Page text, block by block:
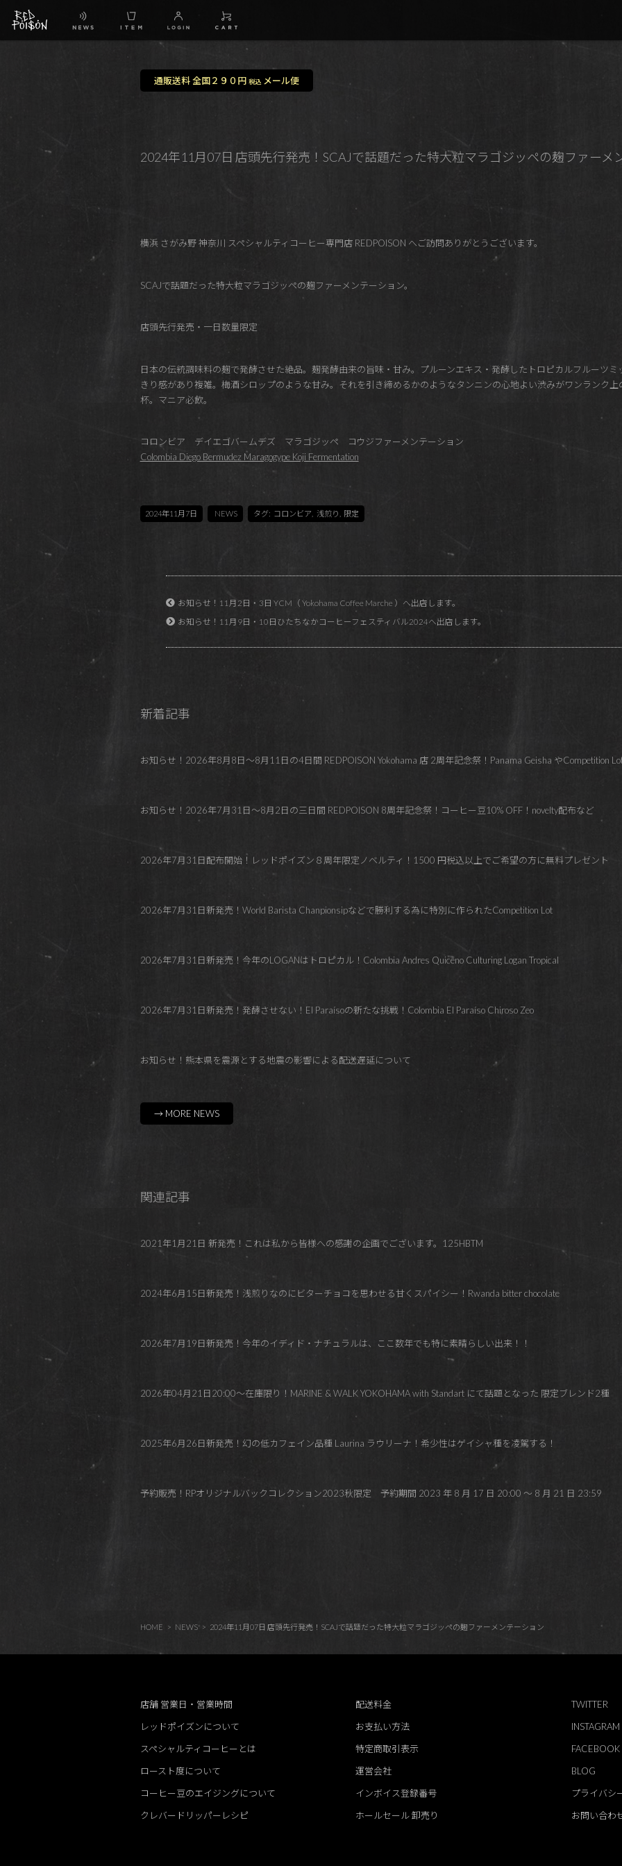
通販送料 全国２９０円 税込メール便
2024年11月07日 店頭先行発売！SCAJで話題だった特大粒マラゴジッペの麹ファーメ
横浜 さがみ野 神奈川 スペシャルティコーヒー専門店 REDPOISON へご訪問ありがとうございます。
SCAJで話題だった特大粒マラゴジッペの麹ファーメンテーション。
店頭先行発売・一日数量限定
日本の伝統調味料の麹で発酵させた絶品。麹発酵由来の旨味・甘み。プルーンエキス・発酵したトロピカルフルーツ
きり感があり複雑。梅酒シロップのような甘み。それを引き締めるかのようなタンニンの心地よい渋みがワンランク
杯。マニア必飲。
コロンビア デイエゴバームデズ マラゴジッペ コウジファーメンテーション
Colombia Diego Bermudez Maragogype Koji Fermentation
2024年11月7日 NEWS タグ: コロンビア 浅煎り 限定
お知らせ！11月2日・3日 YCM（ Yokohama Coffee Marche ）へ出店します。
お知らせ！11月9日・10日ひたちなかコーヒーフェスティバル2024へ出店します。
新着記事
お知らせ！2026年8月8日～8月11日の4日間 REDPOISON Yokohama 店 2周年記念祭！Panama Geisha やCompetition
お知らせ！2026年7月31日～8月2日の三日間 REDPOISON 8周年記念祭！コーヒー豆10% OFF！novelty配布など
2026年7月31日配布開始！レッドポイズン８周年限定ノベルティ！1500 円税込以上でご希望の方に無料プレゼント
2026年7月31日新発売！World Barista Chanpionsipなどで勝利する為に特別に作られたCompetition Lot
2026年7月31日新発売！今年のLOGANはトロピカル！Colombia Andres Quiceno Culturing Logan Tropical
2026年7月31日新発売！発酵させない！El Paraísoの新たな挑戦！Colombia El Paraíso Chiroso Zeo
お知らせ！熊本県を震源とする地震の影響による配送遅延について
→ MORE NEWS
関連記事
2021年1月21日 新発売！これは私から皆様への感謝の企画でございます。125HBTM
2024年6月15日新発売！浅煎りなのにビターチョコを思わせる甘くスパイシー！Rwanda bitter chocolate
2026年7月19日新発売！今年のイディド・ナチュラルは、ここ数年でも特に素晴らしい出来！！
2026年04月21日20:00～在庫限り！MARINE & WALK YOKOHAMA with Standart にて話題となった 限定ブレンド2種
2025年6月26日新発売！幻の低カフェイン品種 Laurina ラウリーナ！希少性はゲイシャ種を凌駕する！
予約販売！RPオリジナルバックコレクション2023秋限定 予約期間 2023 年 8 月 17 日 20:00 ～ 8 月 21 日 23:59
HOME NEWS 2024年11月07日 店頭先行発売！SCAJで話題だった特大粒マラゴジッペの麹ファーメンテーション
店舗 営業日・営業時間
レッドポイズンについて
スペシャルティコーヒーとは
ロースト度について
コーヒー豆のエイジングについて
クレバードリッパーレシピ
配送料金
お支払い方法
特定商取引表示
運営会社
インボイス登録番号
ホールセール 卸売り
TWITTER
INSTAGRAM
FACEBOOK
BLOG
プライバシ
お問い合わ